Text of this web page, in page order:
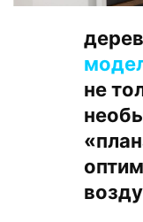
не